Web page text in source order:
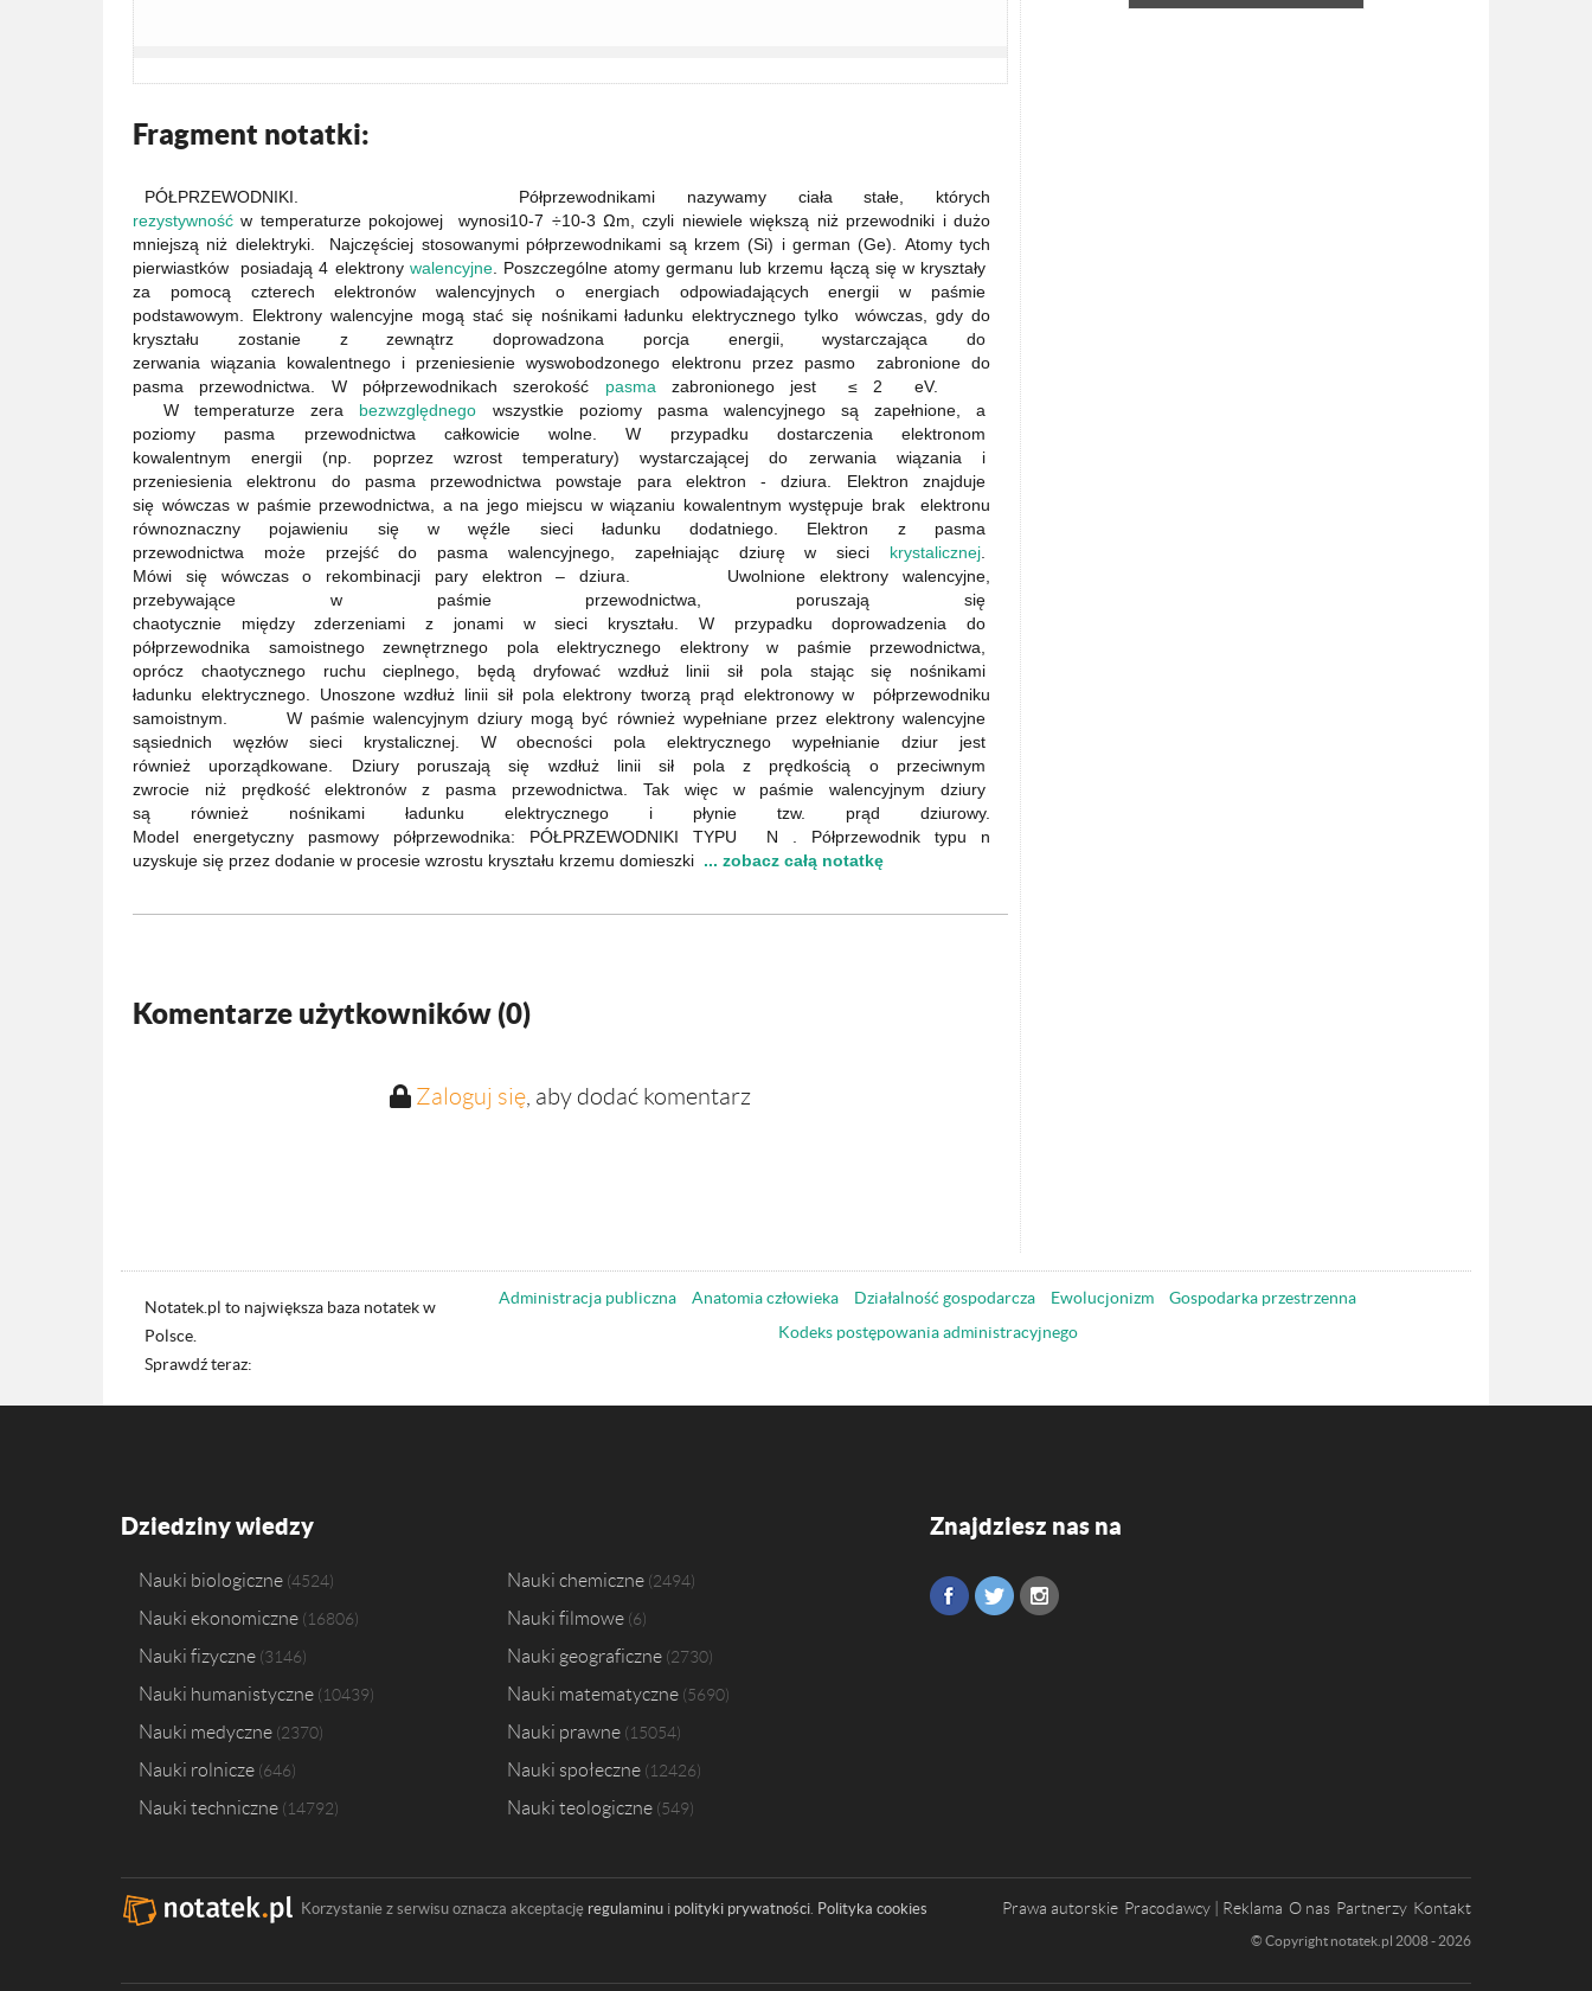
Fragment notatki:
PÓŁPRZEWODNIKI. Półprzewodnikami nazywamy ciała stałe, których
rezystywność w temperaturze pokojowej wynosi10-7 ÷10-3 Ωm, czyli niewiele większą niż przewodniki i dużo
mniejszą niż dielektryki. Najczęściej stosowanymi półprzewodnikami są krzem (Si) i german (Ge). Atomy tych
pierwiastków posiadają 4 elektrony walencyjne. Poszczególne atomy germanu lub krzemu łączą się w kryształy
za pomocą czterech elektronów walencyjnych o energiach odpowiadających energii w paśmie
podstawowym. Elektrony walencyjne mogą stać się nośnikami ładunku elektrycznego tylko wówczas, gdy do
kryształu zostanie z zewnątrz doprowadzona porcja energii, wystarczająca do
zerwania wiązania kowalentnego i przeniesienie wyswobodzonego elektronu przez pasmo zabronione do
pasma przewodnictwa. W półprzewodnikach szerokość pasma zabronionego jest ≤ 2 eV.
W temperaturze zera bezwzględnego wszystkie poziomy pasma walencyjnego są zapełnione, a
poziomy pasma przewodnictwa całkowicie wolne. W przypadku dostarczenia elektronom
kowalentnym energii (np. poprzez wzrost temperatury) wystarczającej do zerwania wiązania i
przeniesienia elektronu do pasma przewodnictwa powstaje para elektron - dziura. Elektron znajduje
się wówczas w paśmie przewodnictwa, a na jego miejscu w wiązaniu kowalentnym występuje brak elektronu
równoznaczny pojawieniu się w węźle sieci ładunku dodatniego. Elektron z pasma
przewodnictwa może przejść do pasma walencyjnego, zapełniając dziurę w sieci krystalicznej
Mówi się wówczas o rekombinacji pary elektron – dziura. Uwolnione elektrony walencyjne,
przebywające w paśmie przewodnictwa, poruszają się
chaotycznie między zderzeniami z jonami w sieci kryształu. W przypadku doprowadzenia do
półprzewodnika samoistnego zewnętrznego pola elektrycznego elektrony w paśmie przewodnictwa,
oprócz chaotycznego ruchu cieplnego, będą dryfować wzdłuż linii sił pola stając się nośnikami
ładunku elektrycznego. Unoszone wzdłuż linii sił pola elektrony tworzą prąd elektronowy w półprzewodniku
samoistnym. W paśmie walencyjnym dziury mogą być również wypełniane przez elektrony walencyjne
sąsiednich węzłów sieci krystalicznej. W obecności pola elektrycznego wypełnianie dziur jest
również uporządkowane. Dziury poruszają się wzdłuż linii sił pola z prędkością o przeciwnym
zwrocie niż prędkość elektronów z pasma przewodnictwa. Tak więc w paśmie walencyjnym dziury
są również nośnikami ładunku elektrycznego i płynie tzw. prąd dziurowy.
Model energetyczny pasmowy półprzewodnika: PÓŁPRZEWODNIKI TYPU N . Półprzewodnik typu n
uzyskuje się przez dodanie w procesie wzrostu kryształu krzemu domieszki ... zobacz całą notatkę
Komentarze użytkowników (0)
Zaloguj się, aby dodać komentarz
Notatek.pl to największa baza notatek w
Polsce.
Sprawdź teraz:
Administracja publiczna Anatomia człowieka Działalność gospodarcza Ewolucjonizm
Gospodarka przestrzenna
Kodeks postępowania administracyjnego
Dziedziny wiedzy
Nauki biologiczne 4524 Nauki chemiczne 2494
Nauki ekonomiczne 16806 Nauki filmowe 6
Nauki fizyczne 3146 Nauki geograficzne 2730
Nauki humanistyczne 10439 Nauki matematyczne 5690
Nauki medyczne 2370 Nauki prawne 15054
Nauki rolnicze 646 Nauki społeczne 12426
Nauki techniczne 14792 Nauki teologiczne 549
Znajdziesz nas na
Korzystanie z serwisu oznacza akceptację regulaminu i polityki prywatności. Polityka cookies Prawa autorskie Pracodawcy | Reklama O nas Partnerzy Kontakt
© Copyright notatek.pl 2008 - 2026